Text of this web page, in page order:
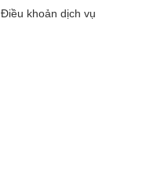
Điều khoản dịch vụ